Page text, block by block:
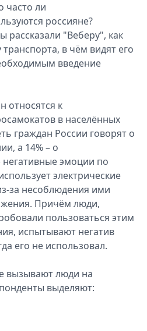
часто ли
россияне?
рассказали "Веберу", как
транспорта, в чём видят его
введение
относятся к
в населённых
граждан России говорят о
а 14% – о
эмоции по
электрические
за несоблюдения ими
Причём люди,
пользоваться этим
испытывают негатив
его не использовал.
вызывают люди на
выделяют: